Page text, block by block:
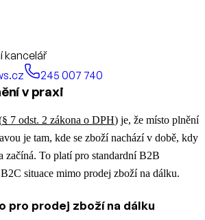
kancelář
245 007 740
v praxi
§ 7 odst. 2 zákona o DPH) je, že místo plnění
je tam, kde se zboží nachází v době, kdy
začíná. To platí pro standardní B2B
situace mimo prodej zboží na dálku.
pro prodej zboží na dálku